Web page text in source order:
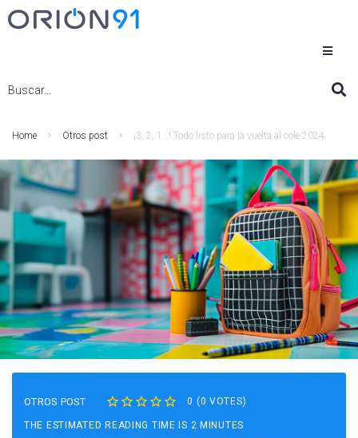
Home Otros post ¡3, 2, 1…! Todo listo para la vuelta al cole 2024
OTROS POST 0 (0 VOTES)
THE ESTIMATED READING TIME IS 2 MINUTES